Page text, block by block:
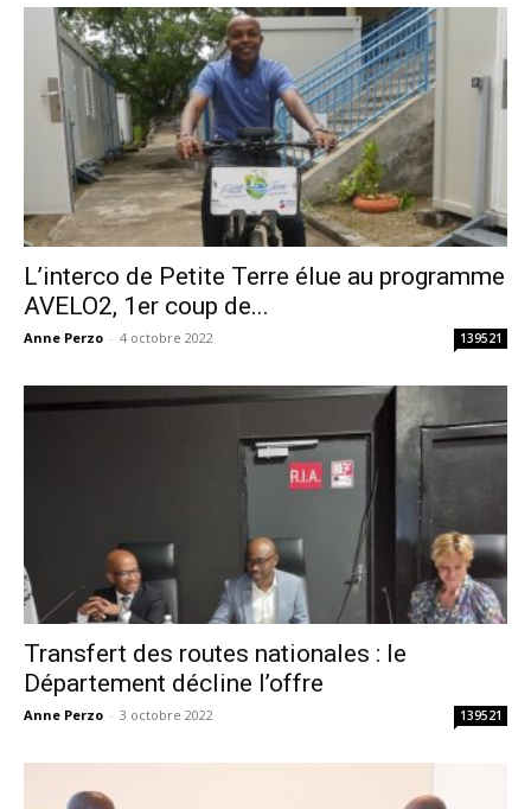
L’interco de Petite Terre élue au programme
AVELO2, 1er coup de...
Anne Perzo - 4 octobre 2022 139521
Transfert des routes nationales : le
Département décline l’offre
Anne Perzo - 3 octobre 2022 139521